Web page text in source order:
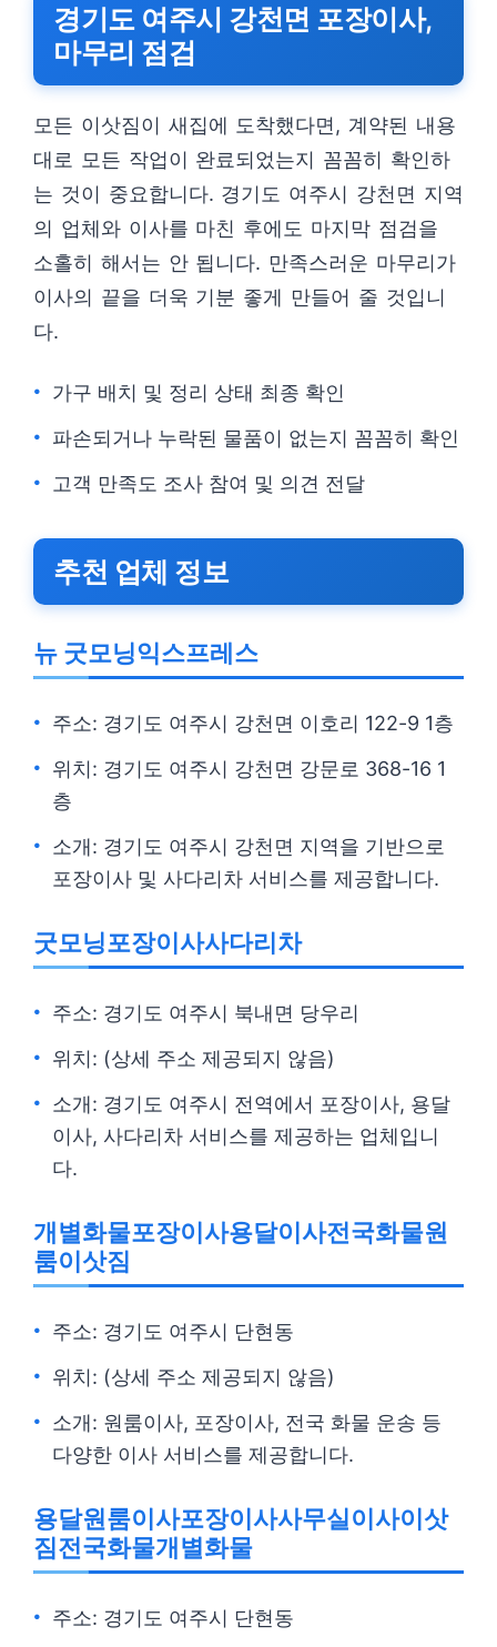
경기도 여주시 강천면 포장이사,
마무리 점검
모든 이삿짐이 새집에 도착했다면, 계약된 내용
대로 모든 작업이 완료되었는지 꼼꼼히 확인하
는 것이 중요합니다. 경기도 여주시 강천면 지역
의 업체와 이사를 마친 후에도 마지막 점검을
소홀히 해서는 안 됩니다. 만족스러운 마무리가
이사의 끝을 더욱 기분 좋게 만들어 줄 것입니
다.
가구 배치 및 정리 상태 최종 확인
파손되거나 누락된 물품이 없는지 꼼꼼히 확인
고객 만족도 조사 참여 및 의견 전달
추천 업체 정보
뉴 굿모닝익스프레스
주소: 경기도 여주시 강천면 이호리 122-9 1층
위치: 경기도 여주시 강천면 강문로 368-16 1
층
소개: 경기도 여주시 강천면 지역을 기반으로
포장이사 및 사다리차 서비스를 제공합니다.
굿모닝포장이사사다리차
주소: 경기도 여주시 북내면 당우리
위치: (상세 주소 제공되지 않음)
소개: 경기도 여주시 전역에서 포장이사, 용달
이사, 사다리차 서비스를 제공하는 업체입니
다.
개별화물포장이사용달이사전국화물원
룸이삿짐
주소: 경기도 여주시 단현동
위치: (상세 주소 제공되지 않음)
소개: 원룸이사, 포장이사, 전국 화물 운송 등
다양한 이사 서비스를 제공합니다.
용달원룸이사포장이사사무실이사이삿
짐전국화물개별화물
주소: 경기도 여주시 단현동